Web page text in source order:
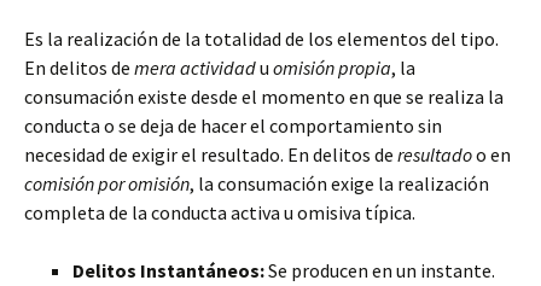
Es la realización de la totalidad de los elementos del tipo.
En delitos de mera actividadu omisión propia, la
consumación existe desde el momento en que se realiza la
conducta o se deja de hacer el comportamiento sin
necesidad de exigir el resultado. En delitos de resultadoo en
comisión por omisión, la consumación exige la realización
completa de la conducta activa u omisiva típica.
Delitos Instantáneos:Se producen en un instante.